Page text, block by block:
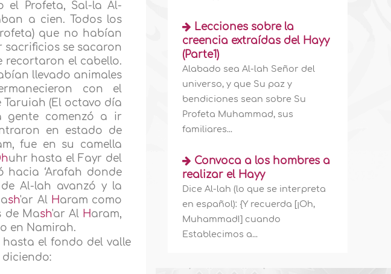
el Profeta, Sal-la Al-
a cien. Todos los
que no habían
sacrificios se sacaron
recortaron el cabello.
llevado animales
con el
(El octavo día
gente comenzó a ir
en estado de
fue en su camella
uhr hasta el Fayr del
hacia ‘Arafah donde
Al-lah avanzó y la
sh'ar Al Haram como
de Mash'ar Al Haram,
en Namirah.
el fondo del valle
diciendo:
Lecciones sobre la
creencia extraídas del Hayy
(Parte1)
Alabado sea Al-lah Señor del
universo, y que Su paz y
bendiciones sean sobre Su
Profeta Muhammad, sus
familiares...
Convoca a los hombres a
realizar el Hayy
Dice Al-lah (lo que se interpreta
en español): {Y recuerda [¡Oh,
Muhammad!] cuando
Establecimos a...